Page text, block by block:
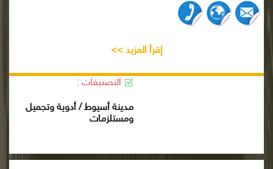
إقرأ المزيد >>
التصنيفات :
مدينة أسيوط / أدوية وتجميل
ومستلزمات